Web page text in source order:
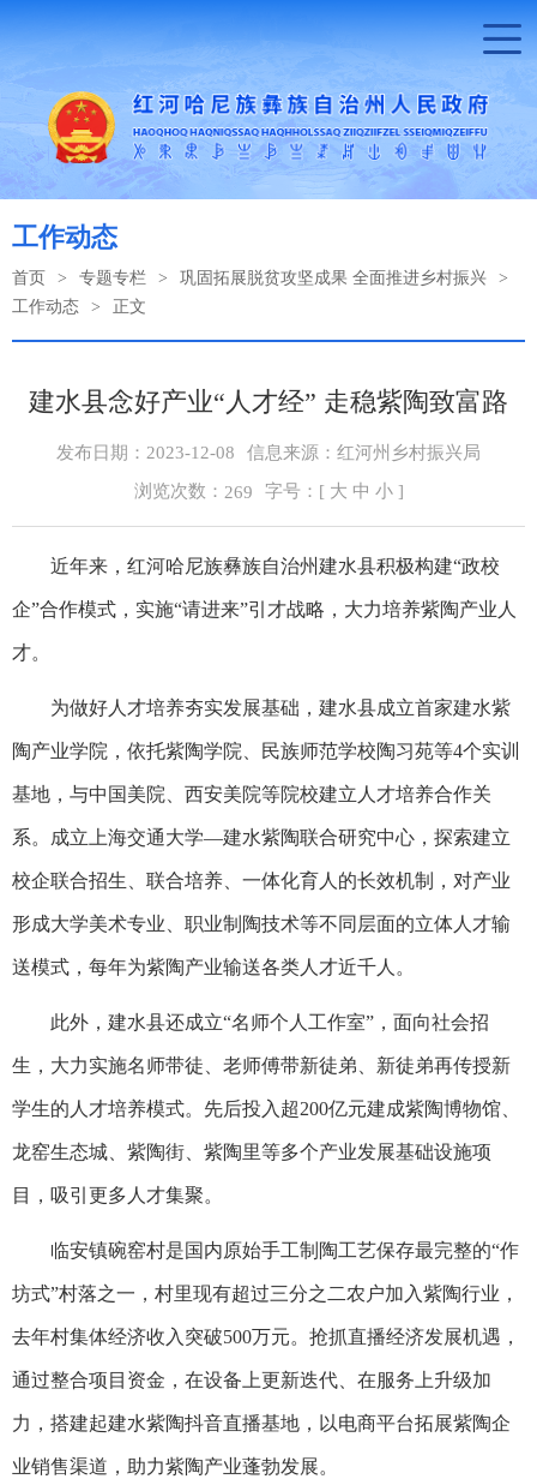
工作动态
首页 > 专题专栏 > 巩固拓展脱贫攻坚成果 全面推进乡村振兴
>
工作动态
> 正文
建水县念好产业“人才经” 走稳紫陶致富路
发布日期：2023-12-08
信息来源：红河州乡村振兴局
浏览次数： 269 字号：[ 大 中 小]
近年来，红河哈尼族彝族自治州建水县积极构建“政校
企”合作模式，实施“请进来”引才战略，大力培养紫陶产业人
才。
为做好人才培养夯实发展基础，建水县成立首家建水紫
陶产业学院，依托紫陶学院、民族师范学校陶习苑等4个实训
基地，与中国美院、西安美院等院校建立人才培养合作关
系。成立上海交通大学—建水紫陶联合研究中心，探索建立
校企联合招生、联合培养、一体化育人的长效机制，对产业
形成大学美术专业、职业制陶技术等不同层面的立体人才输
送模式，每年为紫陶产业输送各类人才近千人。
此外，建水县还成立“名师个人工作室”，面向社会招
生，大力实施名师带徒、老师傅带新徒弟、新徒弟再传授新
学生的人才培养模式。先后投入超200亿元建成紫陶博物馆、
龙窑生态城、紫陶街、紫陶里等多个产业发展基础设施项
目，吸引更多人才集聚。
临安镇碗窑村是国内原始手工制陶工艺保存最完整的“作
坊式”村落之一，村里现有超过三分之二农户加入紫陶行业，
去年村集体经济收入突破500万元。抢抓直播经济发展机遇，
通过整合项目资金，在设备上更新迭代、在服务上升级加
力，搭建起建水紫陶抖音直播基地，以电商平台拓展紫陶企
业销售渠道，助力紫陶产业蓬勃发展。